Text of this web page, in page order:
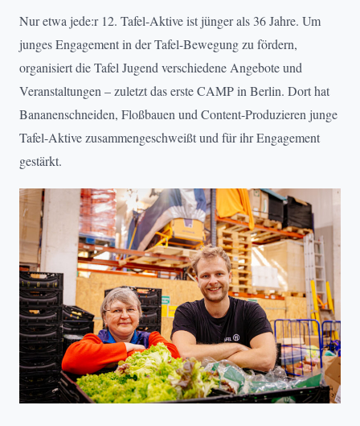
Nur etwa jede:r 12. Tafel-Aktive ist jünger als 36 Jahre. Um
junges Engagement in der Tafel-Bewegung zu fördern,
organisiert die Tafel Jugend verschiedene Angebote und
Veranstaltungen – zuletzt das erste CAMP in Berlin. Dort hat
Bananenschneiden, Floßbauen und Content-Produzieren junge
Tafel-Aktive zusammengeschweißt und für ihr Engagement
gestärkt.